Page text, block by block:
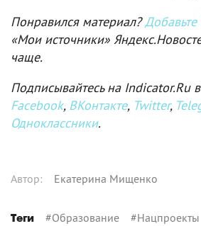
Понравился материал?
«Мои источники»
чаще.
Подписывайтесь на Indicator.Ru
Facebook, ВКонтакте, Twitter,
Одноклассники.
Автор: Екатерина Мищенко
Теги #Образование #Нацпроекты